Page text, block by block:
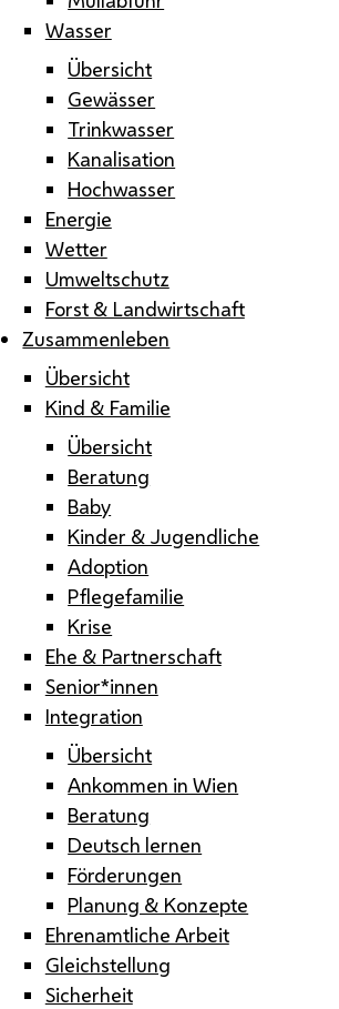
Wasser
Übersicht
Gewässer
Trinkwasser
Kanalisation
Hochwasser
Energie
Wetter
Umweltschutz
Forst & Landwirtschaft
Zusammenleben
Übersicht
Kind & Familie
Übersicht
Beratung
Baby
Kinder & Jugendliche
Adoption
Pflegefamilie
Krise
Ehe & Partnerschaft
Senior*innen
Integration
Übersicht
Ankommen in Wien
Beratung
Deutsch lernen
Förderungen
Planung & Konzepte
Ehrenamtliche Arbeit
Gleichstellung
Sicherheit